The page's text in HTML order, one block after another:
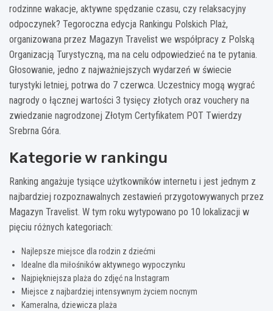
rodzinne wakacje, aktywne spędzanie czasu, czy relaksacyjny
odpoczynek? Tegoroczna edycja Rankingu Polskich Plaż,
organizowana przez Magazyn Travelist we współpracy z Polską
Organizacją Turystyczną, ma na celu odpowiedzieć na te pytania.
Głosowanie, jedno z najważniejszych wydarzeń w świecie
turystyki letniej, potrwa do 7 czerwca. Uczestnicy mogą wygrać
nagrody o łącznej wartości 3 tysięcy złotych oraz vouchery na
zwiedzanie nagrodzonej Złotym Certyfikatem POT Twierdzy
Srebrna Góra.
Kategorie w rankingu
Ranking angażuje tysiące użytkowników internetu i jest jednym z
najbardziej rozpoznawalnych zestawień przygotowywanych przez
Magazyn Travelist. W tym roku wytypowano po 10 lokalizacji w
pięciu różnych kategoriach:
Najlepsze miejsce dla rodzin z dziećmi
Idealne dla miłośników aktywnego wypoczynku
Najpiękniejsza plaża do zdjęć na Instagram
Miejsce z najbardziej intensywnym życiem nocnym
Kameralna, dziewicza plaża